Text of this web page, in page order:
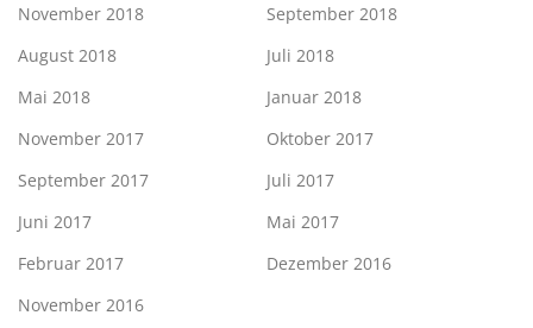
November 2018
September 2018
August 2018
Juli 2018
Mai 2018
Januar 2018
November 2017
Oktober 2017
September 2017
Juli 2017
Juni 2017
Mai 2017
Februar 2017
Dezember 2016
November 2016